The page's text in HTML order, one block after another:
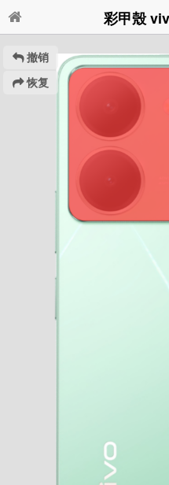
彩甲殼
撤销
恢复